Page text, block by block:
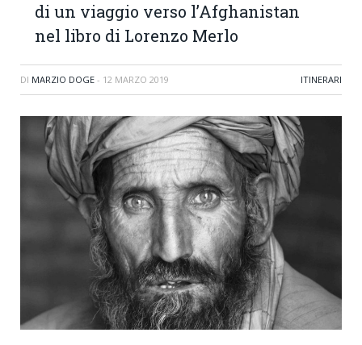
di un viaggio verso l’Afghanistan
nel libro di Lorenzo Merlo
DI MARZIO DOGE - 12 MARZO 2019 ITINERARI